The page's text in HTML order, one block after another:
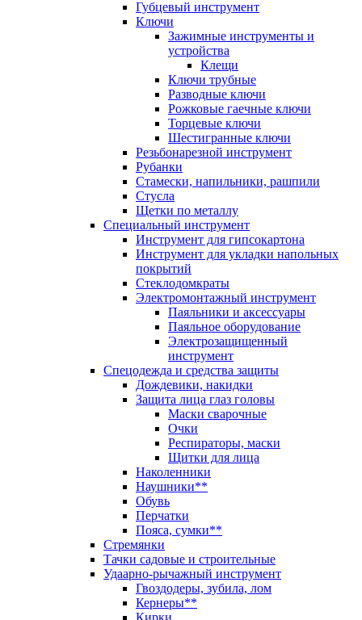
Губцевый инструмент
Ключи
Зажимные инструменты и
устройства
Клещи
Ключи трубные
Разводные ключи
Рожковые гаечные ключи
Торцевые ключи
Шестигранные ключи
Резьбонарезной инструмент
Рубанки
Стамески, напильники, рашпили
Стусла
Щетки по металлу
Специальный инструмент
Инструмент для гипсокартона
Инструмент для укладки напольных
покрытий
Стеклодомкраты
Электромонтажный инструмент
Паяльники и аксессуары
Паяльное оборудование
Электрозащищенный
инструмент
Спецодежда и средства защиты
Дождевики, накидки
Защита лица глаз головы
Маски сварочные
Очки
Респираторы, маски
Щитки для лица
Наколенники
Наушники**
Обувь
Перчатки
Пояса, сумки**
Стремянки
Тачки садовые и строительные
Удаарно-рычажный инструмент
Гвоздодеры, зубила, лом
Кернеры**
Кирки